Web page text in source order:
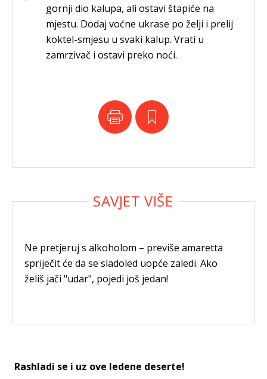
gornji dio kalupa, ali ostavi štapiće na
mjestu. Dodaj voćne ukrase po želji i prelij
koktel-smjesu u svaki kalup. Vrati u
zamrzivač i ostavi preko noći.
Ne pretjeruj s alkoholom – previše amaretta
spriječit će da se sladoled uopće zaledi. Ako
želiš jači "udar", pojedi još jedan!
Rashladi se i uz ove ledene deserte!